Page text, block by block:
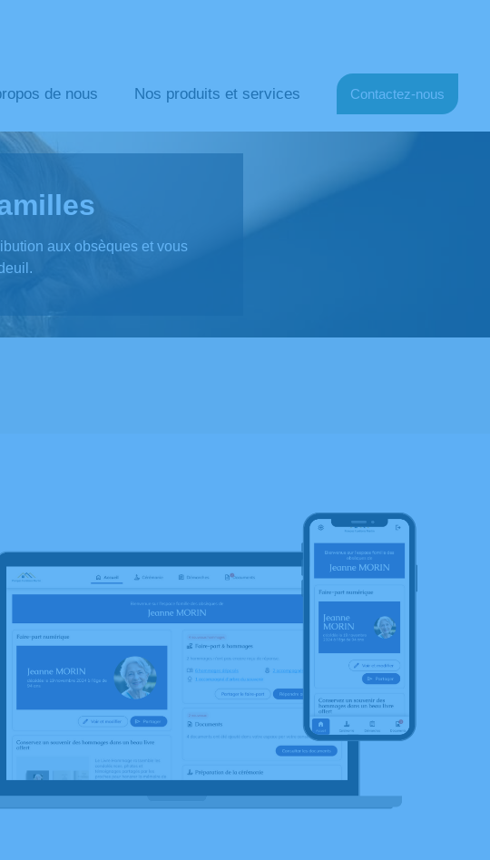
de nous Nos produits et services Contactez-nous
aux obsèques et vous